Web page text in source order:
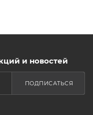
и новостей
ПОДПИСАТЬСЯ